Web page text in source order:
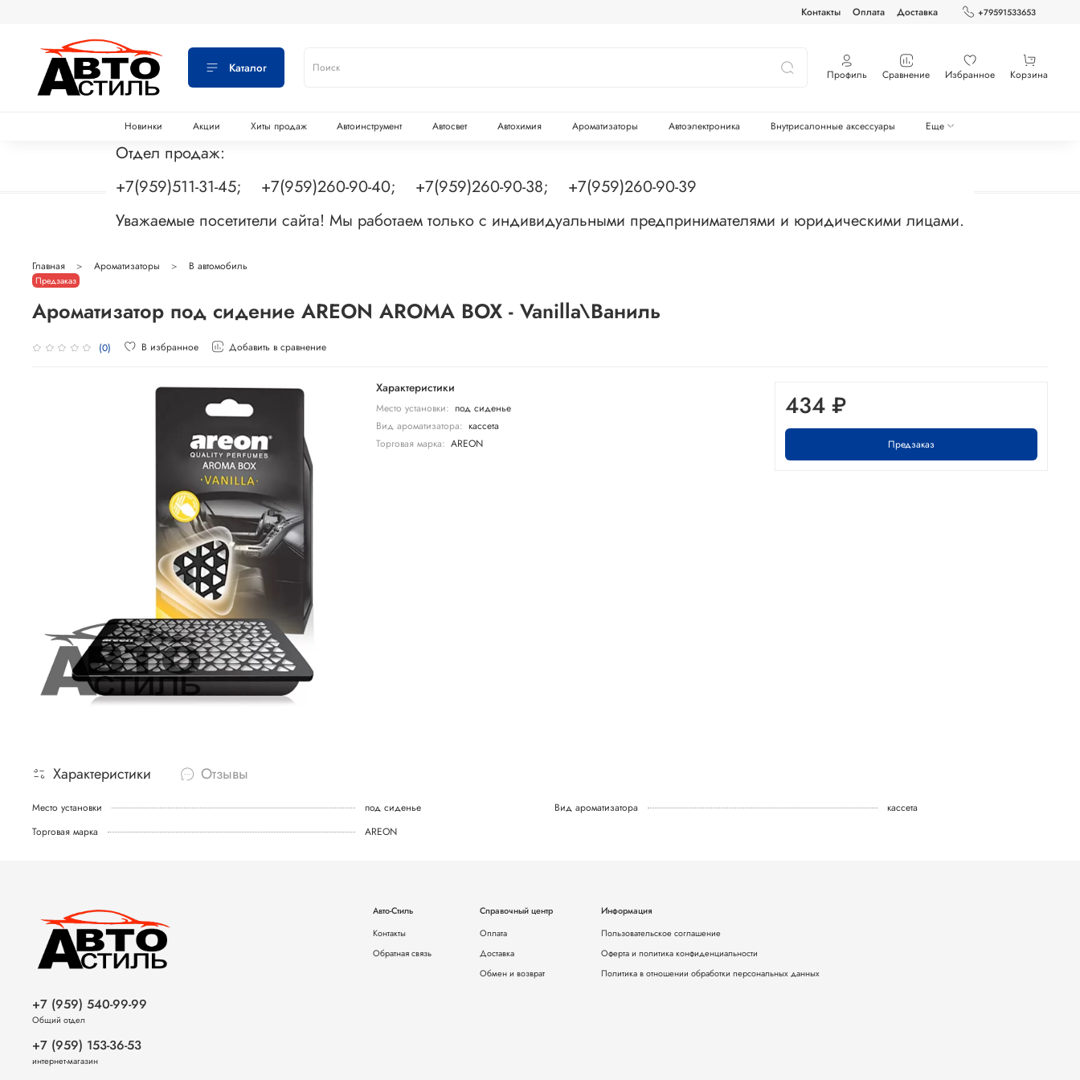
Контакты Оплата Доставка +79591533653
Каталог Профиль Сравнение Избранное Корзина
Новинки Акции Хиты продаж Автоинструмент Автосвет Автохимия Ароматизаторы Автоэлектроника Внутрисалонные аксессуары Еще
Отдел продаж:
+7(959)511-31-45; +7(959)260-90-40; +7(959)260-90-38; +7(959)260-90-39
Уважаемые посетители сайта! Мы работаем только с индивидуальными предпринимателями и юридическими лицами.
Главная Ароматизаторы В автомобиль
Предзаказ
Ароматизатор под сидение AREON AROMA BOX - Vanilla\Ваниль
(0) В избранное Добавить в сравнение
Характеристики
Место установки: под сиденье
Вид ароматизатора: кассета
Торговая марка: AREON
434 ₽
Предзаказ
Характеристики Отзывы
Место установки под сиденье Вид ароматизатора
кассета
Торговая марка
AREON
Авто-Стиль
Контакты
Обратная связь
Справочный центр
Оплата
Доставка
Обмен и возврат
Информация
Пользовательское соглашение
Оферта и политика конфиденциальности
Политика в отношении обработки персональных данных
+7 (959) 540-99-99
Общий отдел
+7 (959) 153-36-53
интернет-магазин